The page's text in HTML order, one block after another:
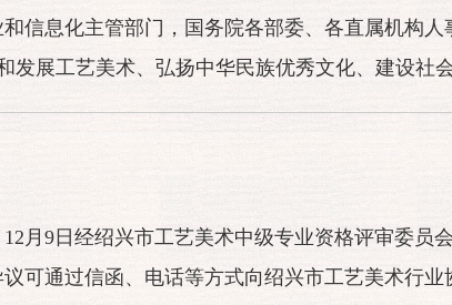
信息化主管部门，国务院各部委、各直属机构人
展工艺美术、弘扬中华民族优秀文化、建设社
月9日经绍兴市工艺美术中级专业资格评审委员
可通过信函、电话等方式向绍兴市工艺美术行业